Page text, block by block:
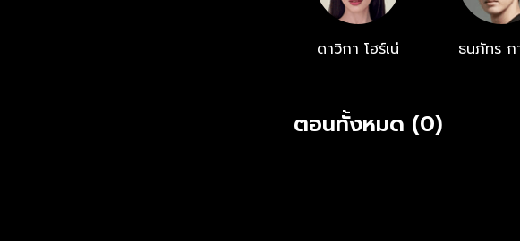
ดาวิกา โฮร์เน่ ธนภัทร ก
ตอนทั้งหมด (0)